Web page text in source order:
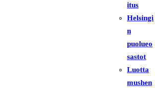
itus
Helsingi
n
puolueo
sastot
Luotta
mushen